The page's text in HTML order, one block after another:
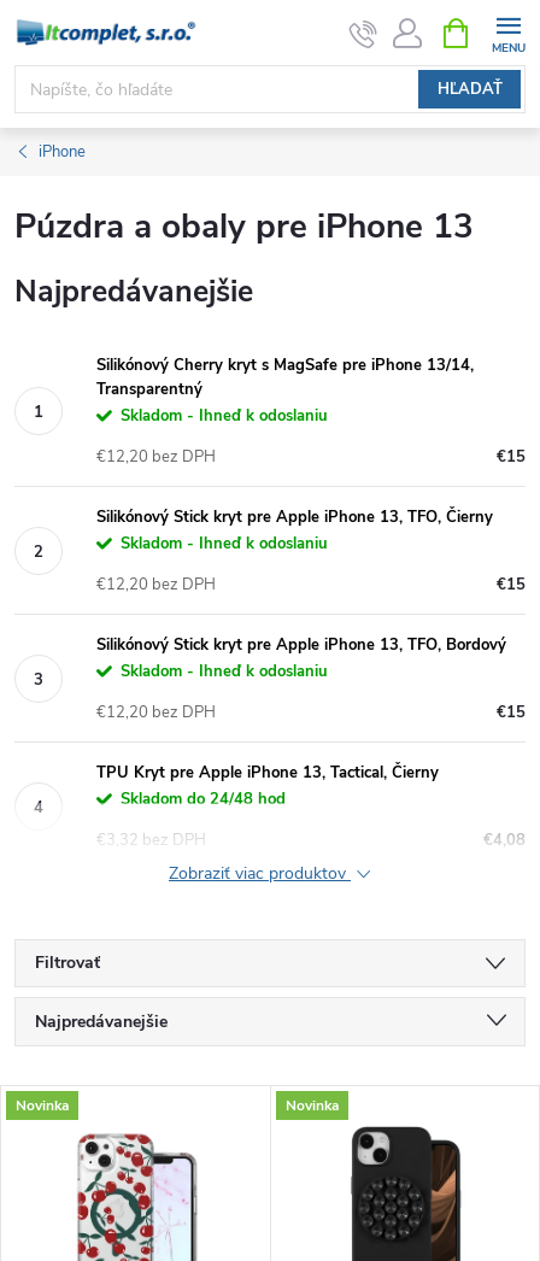
Prejsť
obsah
HĽADAŤ
KOŠÍK
iPhone
Púzdra a obaly pre iPhone 13
Najpredávanejšie
Silikónový Cherry kryt s MagSafe pre iPhone 13/14,
Transparentný
Skladom - Ihneď k odoslaniu
€15
€12,20 bez DPH
Silikónový Stick kryt pre Apple iPhone 13, TFO, Čierny
Skladom - Ihneď k odoslaniu
€15
€12,20 bez DPH
Silikónový Stick kryt pre Apple iPhone 13, TFO, Bordový
Skladom - Ihneď k odoslaniu
€15
€12,20 bez DPH
TPU Kryt pre Apple iPhone 13, Tactical, Čierny
Skladom do 24/48 hod
€4,08
€3,32 bez DPH
Zobraziť viac produktov
Filtrovať
R
a
Najpredávanejšie
Najdrahšie
Abecedne
V
Novinka Novinka